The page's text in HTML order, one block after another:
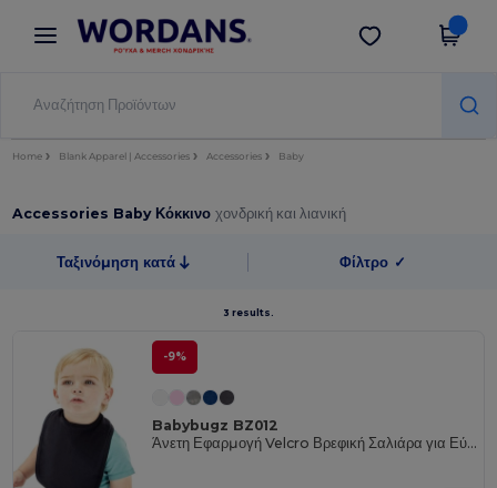
× Εφαρμογή Wordans
Καλύτερες τιμές στην εφαρμογή!
Λήψη app
Home Blank Apparel | Accessories Accessories Baby
Accessories Baby Κόκκινοχονδρική και λιανική
Ταξινόμηση κατά Φίλτρο ✓
3 results.
-9%
Babybugz BZ012
Άνετη Εφαρμογή Velcro Βρεφική Σαλιάρα για Εύκολη Σίτιση